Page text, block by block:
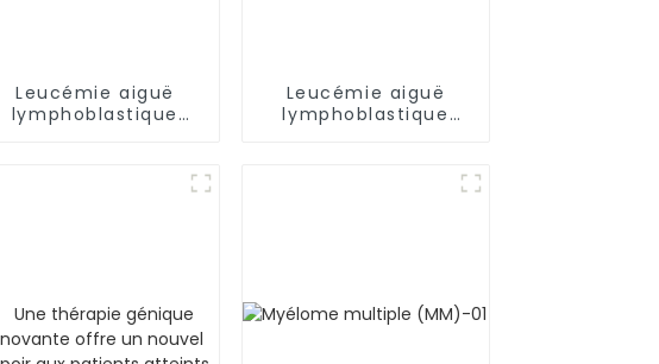
Leucémie aiguë
lymphoblastique
Leucémie aiguë
lymphoblastique